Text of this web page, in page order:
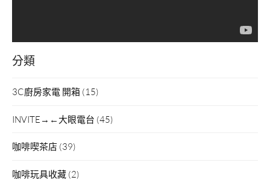
分類
3C廚房家電 開箱 (15)
INVITE→←大眼電台 (45)
咖啡喫茶店 (39)
咖啡玩具收藏 (2)